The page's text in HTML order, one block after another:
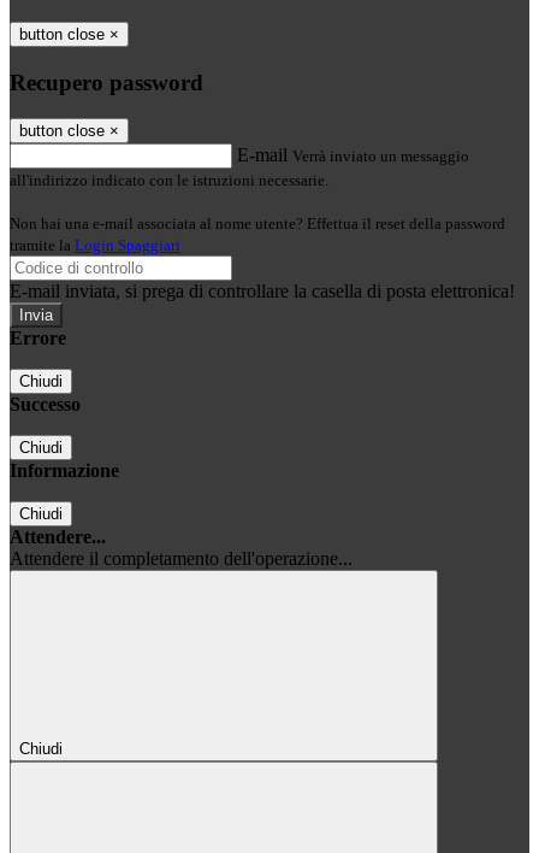
button close ×
Recupero password
button close ×
E-mail Verrà inviato un messaggio
all'indirizzo indicato con le istruzioni necessarie.
Non hai una e-mail associata al nome utente? Effettua il reset della password
tramite la Login Spaggiari
E-mail inviata, si prega di controllare la casella di posta elettronica!
Errore
Chiudi
Successo
Chiudi
Informazione
Chiudi
Attendere...
Attendere il completamento dell'operazione...
Chiudi